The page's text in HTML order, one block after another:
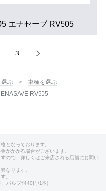
エナセーブ RV505
3
選ぶ
車種を選ぶ
RV505
となっております。
がかかる場合がございます。
ので、詳しくはご来店される店舗にお問い
なります。
。
バルブ¥440円/1本)